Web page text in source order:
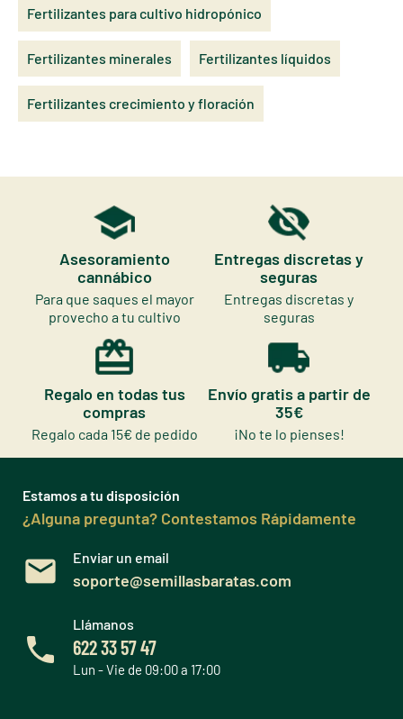
Fertilizantes para cultivo hidropónico
Fertilizantes minerales Fertilizantes líquidos
Fertilizantes crecimiento y floración
Asesoramiento
cannábico
Para que saques el mayor
provecho a tu cultivo
Entregas discretas y
seguras
Entregas discretas y
seguras
Regalo en todas tus
compras
Regalo cada 15€ de pedido
Envío gratis a partir de
35€
¡No te lo pienses!
Estamos a tu disposición
¿Alguna pregunta? Contestamos Rápidamente
Enviar un email
soporte@semillasbaratas.com
Llámanos
622 33 57 47
Lun - Vie de 09:00 a 17:00